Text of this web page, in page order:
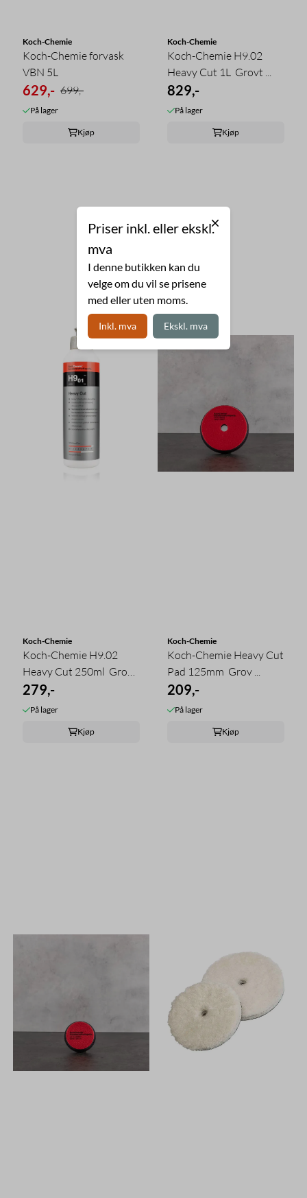
Koch-Chemie
Koch-Chemie forvask
VBN 5L
629,- 699,-
På lager
Kjøp
Koch-Chemie
Koch-Chemie H9.02
Heavy Cut 1L  Grovt ...
829,-
På lager
Kjøp
Koch-Chemie
Koch-Chemie H9.02
Heavy Cut 250ml  Grovt
...
279,-
På lager
Kjøp
Koch-Chemie
Koch-Chemie Heavy Cut
Pad 125mm  Grov ...
209,-
På lager
Kjøp
Priser inkl. eller ekskl.
mva
I denne butikken kan du
velge om du vil se prisene
med eller uten moms.
Inkl. mva Ekskl. mva